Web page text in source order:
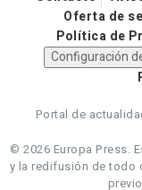
Oferta de
Política de
Configuración
Portal de
© 2026 Europa Press.
y la redifusión de todo